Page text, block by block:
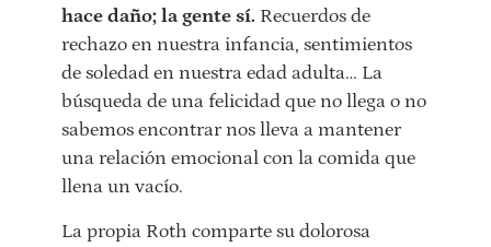
hace daño; la gente sí. Recuerdos de
rechazo en nuestra infancia, sentimientos
de soledad en nuestra edad adulta… La
búsqueda de una felicidad que no llega o no
sabemos encontrar nos lleva a mantener
una relación emocional con la comida que
llena un vacío.
La propia Roth comparte su dolorosa